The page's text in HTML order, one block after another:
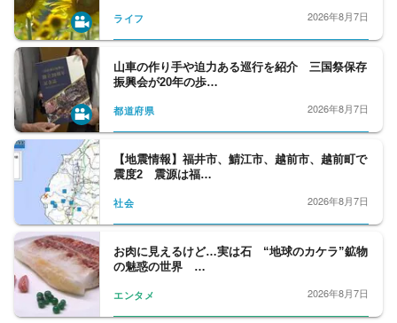
ライフ 2026年8月7日
山車の作り手や迫力ある巡行を紹介 三国祭保存
振興会が20年の歩…
都道府県 2026年8月7日
【地震情報】福井市、鯖江市、越前市、越前町で
震度2 震源は福…
社会 2026年8月7日
お肉に見えるけど…実は石 “地球のカケラ”鉱物
の魅惑の世界 …
エンタメ 2026年8月7日